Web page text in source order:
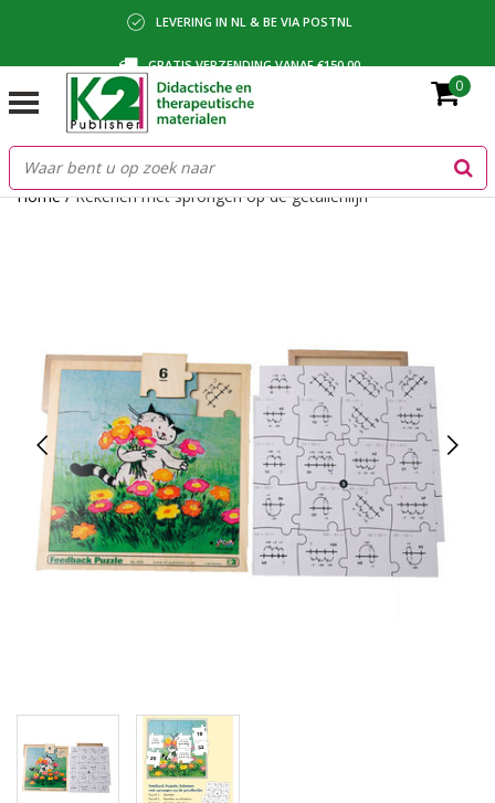
LEVERING IN NL & BE VIA POSTNL
GRATIS VERZENDING VANAF €150,00
BETALING VIA IDEAL, BANCONTACT OF FACTUUR
0
Home/Rekenen met sprongen op de getallenlijn